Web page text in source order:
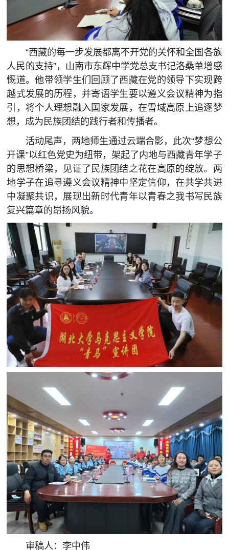
“西藏的每一步发展都离不开党的关怀和全国各族
人民的支持”，山南市东辉中学党总支书记洛桑单增感
慨道。他带领学生们回顾了西藏在党的领导下实现跨
越式发展的历程，并寄语学生要以遵义会议精神为指
引，将个人理想融入国家发展，在雪域高原上追逐梦
想，成为民族团结的践行者和传播者。
活动尾声，两地师生通过云端合影，此次“梦想公
开课”以红色党史为纽带，架起了内地与西藏青年学子
的思想桥梁，见证了民族团结之花在高原的绽放。两
地学子在追寻遵义会议精神中坚定信仰，在共学共进
中凝聚共识，展现出新时代青年以青春之我书写民族
复兴篇章的昂扬风貌。
审稿人：李中伟